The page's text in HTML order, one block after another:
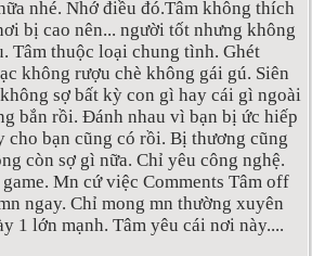
nhé. Nhớ điều đó.Tâm không thích
bị cao nên... người tốt nhưng không
Tâm thuộc loại chung tình. Ghét
không rượu chè không gái gú. Siên
sợ bất kỳ con gì hay cái gì ngoài
bắn rồi. Đánh nhau vì bạn bị ức hiếp
cho bạn cũng có rồi. Bị thương cũng
còn sợ gì nữa. Chỉ yêu công nghệ.
Mn cứ việc Comments Tâm off
ngay. Chỉ mong mn thường xuyên
1 lớn mạnh. Tâm yêu cái nơi này....